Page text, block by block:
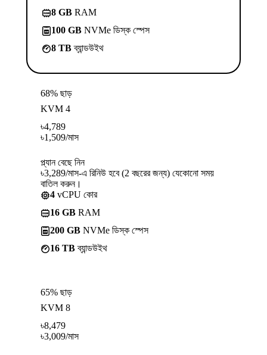
8 GB RAM
100 GB NVMe ডিস্ক স্পেস
8 TBব্যান্ডউইথ
68% ছাড়
KVM 4
৳4,789
৳1,509/মাস
প্ল্যান বেছে নিন
৳3,289/মাস-এ রিনিউ হবে (2 বছরের জন্য) যেকোনো সময়
বাতিল করুন।
4 vCPU কোর
16 GB RAM
200 GB NVMe ডিস্ক স্পেস
16 TBব্যান্ডউইথ
65% ছাড়
KVM 8
৳8,479
৳3,009/মাস